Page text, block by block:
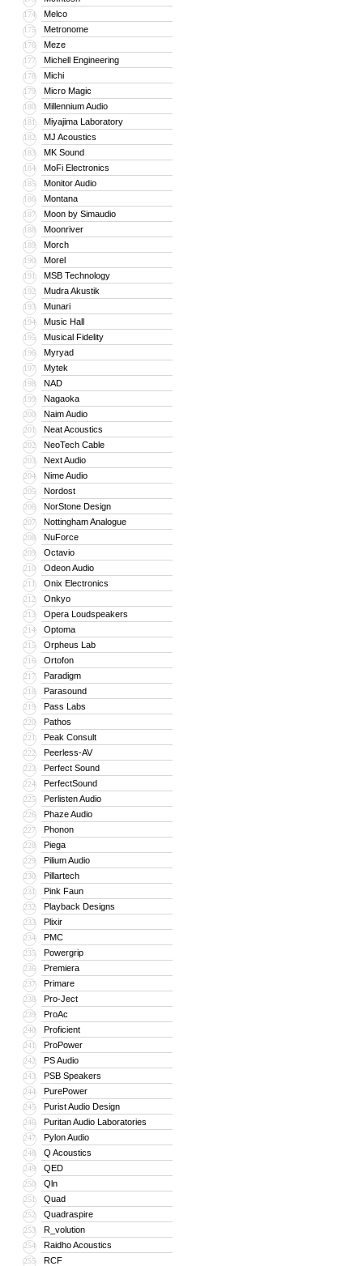
174 Melco
175 Metronome
176 Meze
177 Michell Engineering
178 Michi
179 Micro Magic
180 Millennium Audio
181 Miyajima Laboratory
182 MJ Acoustics
183 MK Sound
184 MoFi Electronics
185 Monitor Audio
186 Montana
187 Moon by Simaudio
188 Moonriver
189 Morch
190 Morel
191 MSB Technology
192 Mudra Akustik
193 Munari
194 Music Hall
195 Musical Fidelity
196 Myryad
197 Mytek
198 NAD
199 Nagaoka
200 Naim Audio
201 Neat Acoustics
202 NeoTech Cable
203 Next Audio
204 Nime Audio
205 Nordost
206 NorStone Design
207 Nottingham Analogue
208 NuForce
209 Octavio
210 Odeon Audio
211 Onix Electronics
212 Onkyo
213 Opera Loudspeakers
214 Optoma
215 Orpheus Lab
216 Ortofon
217 Paradigm
218 Parasound
219 Pass Labs
220 Pathos
221 Peak Consult
222 Peerless-AV
223 Perfect Sound
224 PerfectSound
225 Perlisten Audio
226 Phaze Audio
227 Phonon
228 Piega
229 Pilium Audio
230 Pillartech
231 Pink Faun
232 Playback Designs
233 Plixir
234 PMC
235 Powergrip
236 Premiera
237 Primare
238 Pro-Ject
239 ProAc
240 Proficient
241 ProPower
242 PS Audio
243 PSB Speakers
244 PurePower
245 Purist Audio Design
246 Puritan Audio Laboratories
247 Pylon Audio
248 Q Acoustics
249 QED
250 Qln
251 Quad
252 Quadraspire
253 R_volution
254 Raidho Acoustics
255 RCF